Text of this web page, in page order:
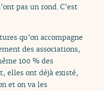
pas un rond. C’est
qu’on accompagne
des associations,
100 % des
elles ont déjà existé,
et on va les